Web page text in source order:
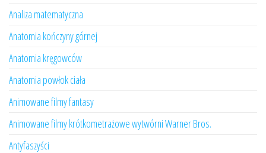
Analiza matematyczna
Anatomia kończyny górnej
Anatomia kręgowców
Anatomia powłok ciała
Animowane filmy fantasy
Animowane filmy krótkometrażowe wytwórni Warner Bros.
Antyfaszyści